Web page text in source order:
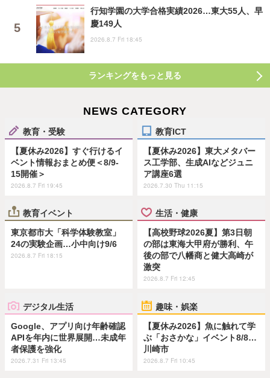
行知学園の大学合格実績2026…東大55人、早
慶149人
2026.8.7 Fri 18:45
ランキングをもっと見る
NEWS CATEGORY
教育・受験
【夏休み2026】すぐ行けるイ
ベント情報おまとめ便＜8/9-
15開催＞
2026.8.7 Fri 19:45
教育ICT
【夏休み2026】東大メタバー
ス工学部、生成AIなどジュニ
ア講座6選
2026.7.30 Thu 11:15
教育イベント
東京都市大「科学体験教室」
24の実験企画…小中向け9/6
2026.8.7 Fri 18:15
生活・健康
【高校野球2026夏】第3日朝
の部は東海大甲府が勝利、午
後の部で八幡商と健大高崎が
激突
2026.8.7 Fri 12:45
デジタル生活
Google、アプリ向け年齢確認
APIを年内に世界展開…未成年
者保護を強化
2026.7.31 Fri 13:45
趣味・娯楽
【夏休み2026】魚に触れて学
ぶ「おさかな」イベント8/8…
川崎市
2026.8.7 Fri 10:45